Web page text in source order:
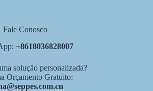
Fale Conosco
+8618036828007
solução personalizada?
Orçamento Gratuito: